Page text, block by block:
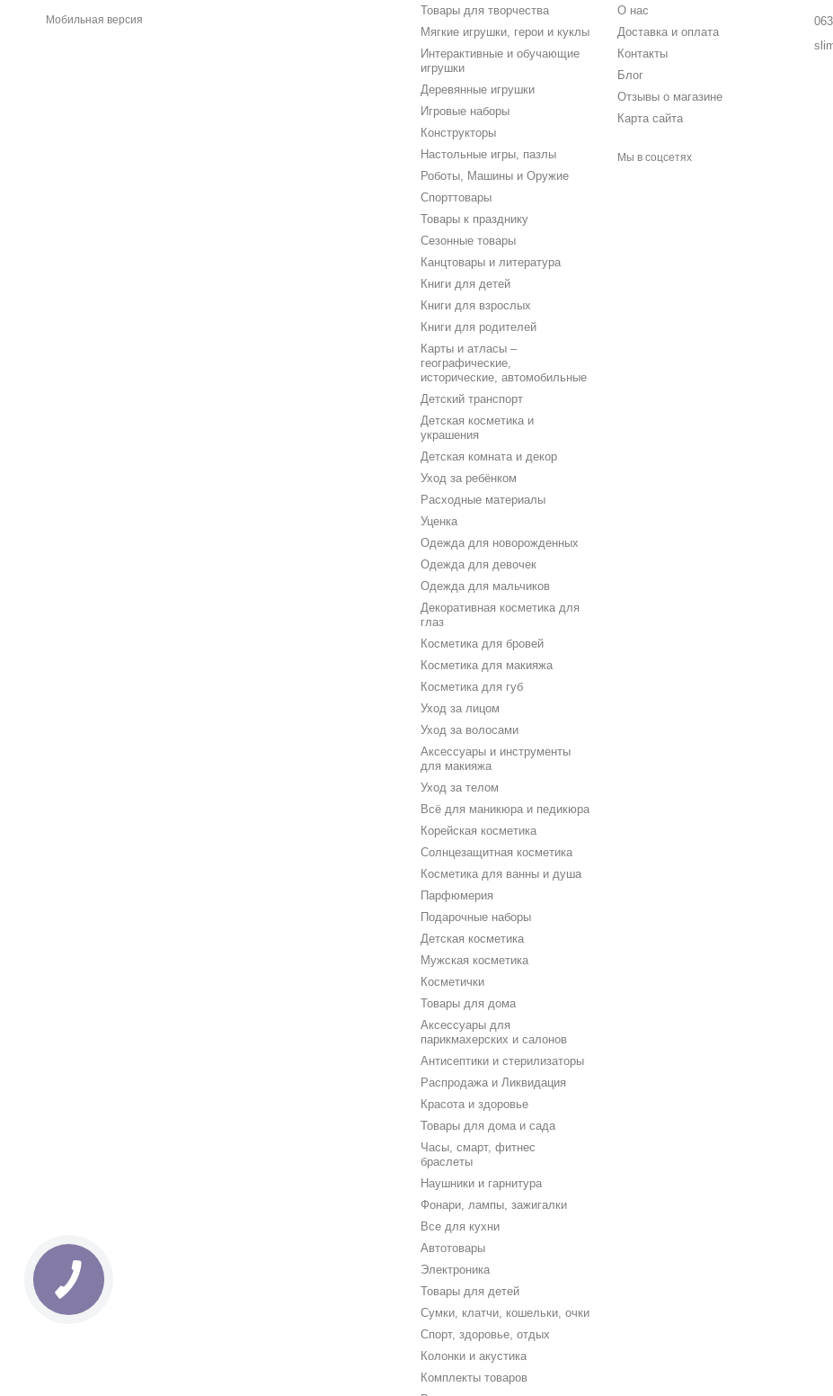
Мобильная версия
Товары для творчества
Мягкие игрушки, герои и куклы
Интерактивные и обучающие
игрушки
Деревянные игрушки
Игровые наборы
Конструкторы
Настольные игры, пазлы
Роботы, Машины и Оружие
Спорттовары
Товары к празднику
Сезонные товары
Канцтовары и литература
Книги для детей
Книги для взрослых
Книги для родителей
Карты и атласы –
географические,
исторические, автомобильные
Детский транспорт
Детская косметика и
украшения
Детская комната и декор
Уход за ребёнком
Расходные материалы
Уценка
Одежда для новорожденных
Одежда для девочек
Одежда для мальчиков
Декоративная косметика для
глаз
Косметика для бровей
Косметика для макияжа
Косметика для губ
Уход за лицом
Уход за волосами
Аксессуары и инструменты
для макияжа
Уход за телом
Всё для маникюра и педикюра
Корейская косметика
Солнцезащитная косметика
Косметика для ванны и душа
Парфюмерия
Подарочные наборы
Детская косметика
Мужская косметика
Косметички
Товары для дома
Аксессуары для
парикмахерских и салонов
Антисептики и стерилизаторы
Распродажа и Ликвидация
Красота и здоровье
Товары для дома и сада
Часы, смарт, фитнес
браслеты
Наушники и гарнитура
Фонари, лампы, зажигалки
Все для кухни
Автотовары
Электроника
Товары для детей
Сумки, клатчи, кошельки, очки
Спорт, здоровье, отдых
Колонки и акустика
Комплекты товаров
О нас
Доставка и оплата
Контакты
Блог
Отзывы о магазине
Карта сайта
Мы в соцсетях